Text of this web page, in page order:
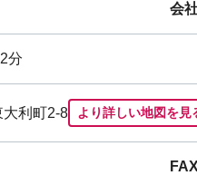
会
分
利町2-8 より詳しい地図を見
FAX